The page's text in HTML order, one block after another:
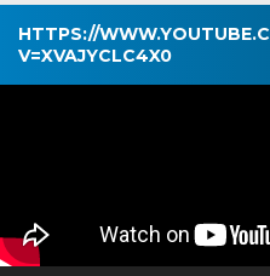
HTTPS://
V=XVAJYCLC4X0
Pemutar